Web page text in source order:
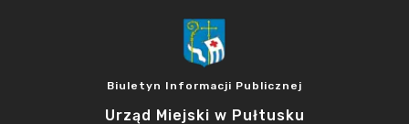
Biuletyn Informacji Publicznej
Urząd Miejski w Pułtusku